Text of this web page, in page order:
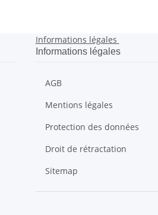
Informations légales
Informations légales
AGB
Mentions légales
Protection des données
Droit de rétractation
Sitemap